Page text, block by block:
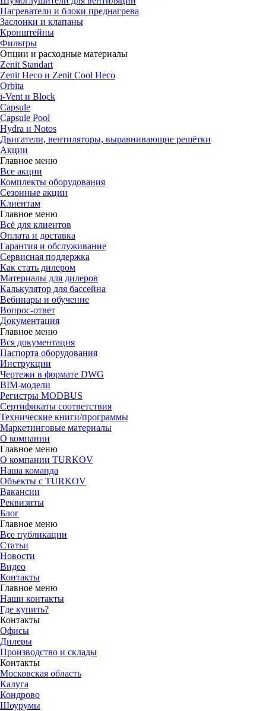
Нагреватели и блоки преднагрева
Заслонки и клапаны
Кронштейны
Фильтры
Опции и расходные материалы
Zenit Standart
Zenit Heco и Zenit Cool Heco
Orbita
i-Vent и Block
Capsule
Capsule Pool
Hydra и Notos
Двигатели, вентиляторы, выравнивающие решётки
Акции
Главное меню
Все акции
Комплекты оборудования
Сезонные акции
Клиентам
Главное меню
Всё для клиентов
Оплата и доставка
Гарантия и обслуживание
Сервисная поддержка
Как стать дилером
Материалы для дилеров
Калькулятор для бассейна
Вебинары и обучение
Вопрос-ответ
Документация
Главное меню
Вся документация
Паспорта оборудования
Инструкции
Чертежи в формате DWG
BIM-модели
Регистры MODBUS
Сертификаты соответствия
Технические книги/программы
Маркетинговые материалы
О компании
Главное меню
О компании TURKOV
Наша команда
Объекты с TURKOV
Вакансии
Реквизиты
Блог
Главное меню
Все публикации
Статьи
Новости
Видео
Контакты
Главное меню
Наши контакты
Где купить?
Контакты
Офисы
Дилеры
Производство и склады
Контакты
Московская область
Калуга
Кондрово
Шоурумы